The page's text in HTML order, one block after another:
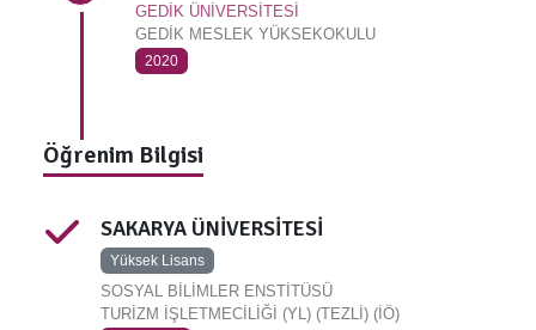
GEDİK ÜNİVERSİTESİ
GEDİK MESLEK YÜKSEKOKULU
2020
Öğrenim Bilgisi
SAKARYA ÜNİVERSİTESİ
Yüksek Lisans
SOSYAL BİLİMLER ENSTİTÜSÜ
TURİZM İŞLETMECİLİĞİ (YL) (TEZLİ) (İÖ)